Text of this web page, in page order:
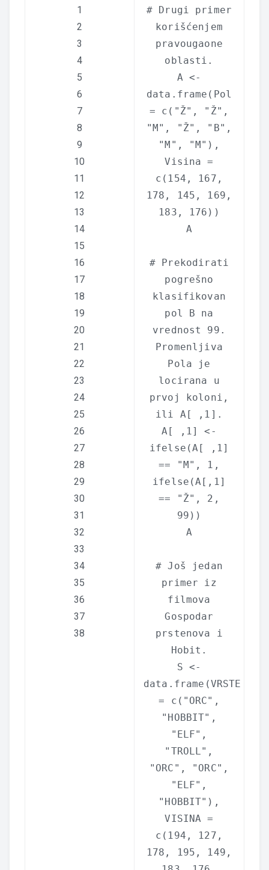
1
2
3
4
5
6
7
8
9
10
11
12
13
14
15
16
17
18
19
20
21
22
23
24
25
26
27
28
29
30
31
32
33
34
35
36
37
38
# Drugi primer
korišćenjem
pravougaone
oblasti.
A <-
data.frame (Pol
= c ( "Ž" , "Ž" ,
"M" , "Ž" , "B" ,
"M" , "M" ),
Visina =
c (154, 167,
178, 145, 169,
183, 176))
A
# Prekodirati
pogrešno
klasifikovan
pol B na
vrednost 99.
Promenljiva
Pola je
locirana u
prvoj koloni,
ili A[ ,1].
A[ ,1] <-
ifelse (A[ ,1]
==
"M" , 1,
ifelse (A[,1]
==
"Ž" , 2,
99))
A
# Još jedan
primer iz
filmova
Gospodar
prstenova i
Hobit.
S <-
data.frame (VRSTE
= c ( "ORC" ,
"HOBBIT" ,
"ELF" ,
"TROLL" ,
"ORC" , "ORC" ,
"ELF" ,
"HOBBIT" ),
VISINA =
c (194, 127,
178, 195, 149,